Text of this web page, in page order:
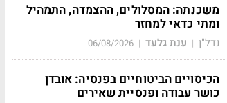
משכנתה: המסלולים, ההצמדה, התמהיל
ומתי כדאי למחזר
נדל"ן | ענת גלעד |
06/08/2026
הכיסויים הביטוחיים בפנסיה: אובדן
כושר עבודה ופנסיית שאירים